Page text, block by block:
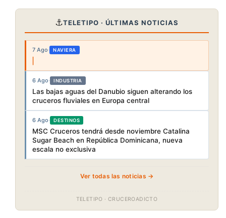
⚓TELETIPO · ÚLTIMAS NOTICIAS
7 Ago· NAVIERA
6 Ago· INDUSTRIA
Las bajas aguas del Danubio siguen alterando los
cruceros fluviales en Europa central
6 Ago· DESTINOS
MSC Cruceros tendrá desde noviembre Catalina
Sugar Beach en República Dominicana, nueva
escala no exclusiva
Ver todas las noticias →
TELETIPO · CRUCEROADICTO